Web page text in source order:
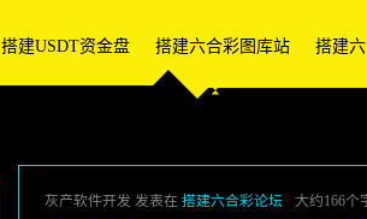
搭建USDT资金盘 搭建六合彩图库站 搭建
灰产软件开发 发表在 搭建六合彩论坛 大约166个